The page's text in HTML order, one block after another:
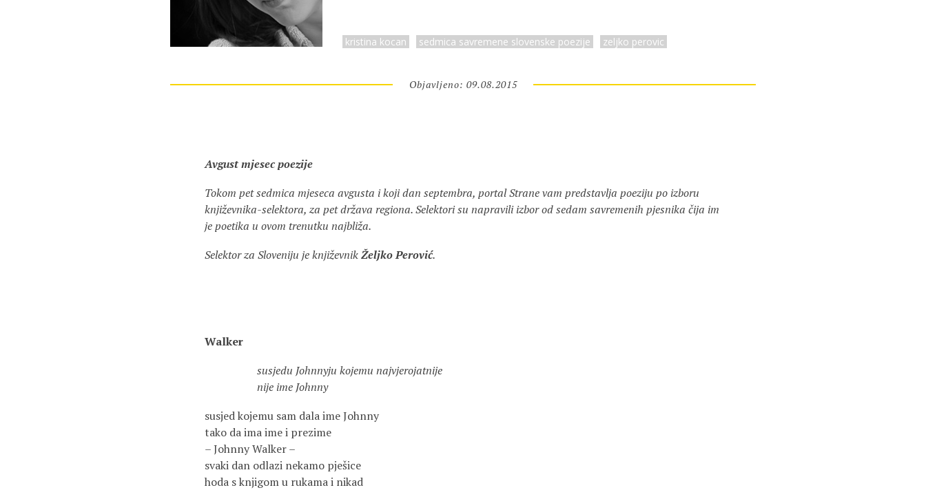
kristina kocan sedmica savremene slovenske poezije zeljko perovic
Objavljeno: 09.08.2015
Avgust mjesec poezije
Tokom pet sedmica mjeseca avgusta i koji dan septembra, portal Strane vam predstavlja poeziju po izboru
književnika-selektora, za pet država regiona. Selektori su napravili izbor od sedam savremenih pjesnika čija im
je poetika u ovom trenutku najbliža.
Selektor za Sloveniju je književnikŽeljko Perović.
Walker
susjedu Johnnyju kojemu najvjerojatnije
nije ime Johnny
susjed kojemu sam dala ime Johnny
tako da ima ime i prezime
– Johnny Walker –
svaki dan odlazi nekamo pješice
hoda s knjigom u rukama i nikad